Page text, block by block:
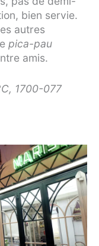
bien servie.
autres
pica-pau
amis.
1700-077